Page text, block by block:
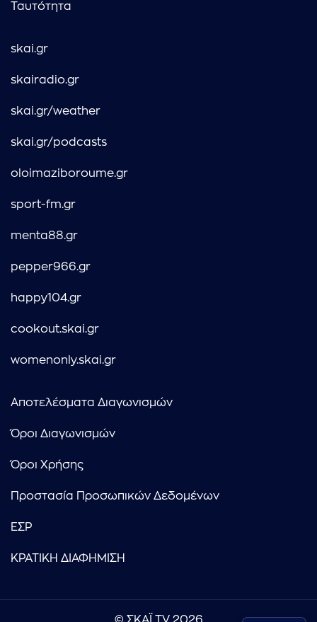
Ταυτότητα
skai.gr
skairadio.gr
skai.gr/weather
skai.gr/podcasts
oloimaziboroume.gr
sport-fm.gr
menta88.gr
pepper966.gr
happy104.gr
cookout.skai.gr
womenonly.skai.gr
Αποτελέσματα Διαγωνισμών
Όροι Διαγωνισμών
Όροι Χρήσης
Προστασία Προσωπικών Δεδομένων
ΕΣΡ
ΚΡΑΤΙΚΗ ΔΙΑΦΗΜΙΣΗ